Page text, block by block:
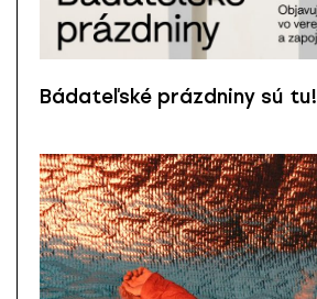
Bádateľské prázdniny sú tu!